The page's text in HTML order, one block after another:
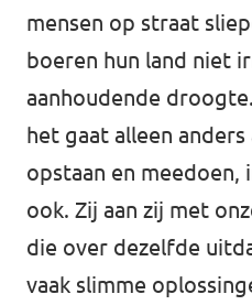
mensen op straat
boeren hun land niet
aanhoudende
het gaat alleen anders
opstaan en
ook. Zij aan zij met
die over dezelfde
vaak slimme